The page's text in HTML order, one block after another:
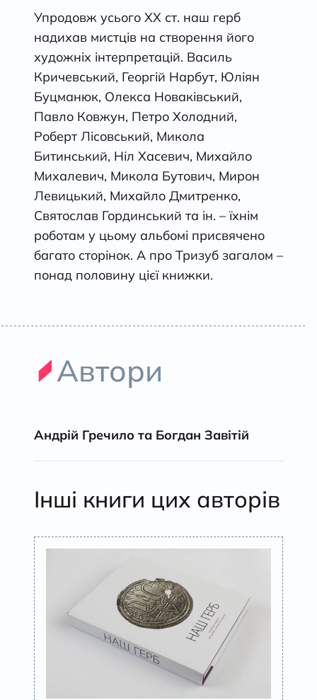
Упродовж усього XX ст. наш герб
надихав мистців на створення його
художніх інтерпретацій. Василь
Кричевський, Георгій Нарбут, Юліян
Буцманюк, Олекса Новаківський,
Павло Ковжун, Петро Холодний,
Роберт Лісовський, Микола
Битинський, Ніл Хасевич, Михайло
Михалевич, Микола Бутович, Мирон
Левицький, Михайло Дмитренко,
Святослав Гординський та ін. – їхнім
роботам у цьому альбомі присвячено
багато сторінок. А про Тризуб загалом –
понад половину цієї книжки.
Автори
Андрій Гречило та Богдан Завітій
Інші книги цих авторів